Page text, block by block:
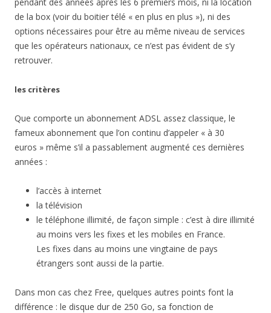
de la box (voir du boitier télé « en plus en plus »), ni des
options nécessaires pour être au même niveau de services
que les opérateurs nationaux, ce n’est pas évident de s’y
retrouver.
les critères
Que comporte un abonnement ADSL assez classique, le
fameux abonnement que l’on continu d’appeler « à 30
euros » même s’il a passablement augmenté ces dernières
années :
l’accès à internet
la télévision
le téléphone illimité, de façon simple : c’est à dire illimité
au moins vers les fixes et les mobiles en France.
Les fixes dans au moins une vingtaine de pays
étrangers sont aussi de la partie.
Dans mon cas chez Free, quelques autres points font la
différence : le disque dur de 250 Go, sa fonction de